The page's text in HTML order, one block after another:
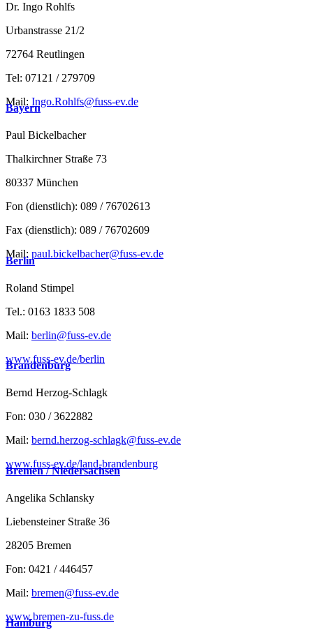
Dr. Ingo Rohlfs
Urbanstrasse 21/2
72764 Reutlingen
Tel: 07121 / 279709
Mail: Ingo.Rohlfs@fuss-ev.de
Bayern
Paul Bickelbacher
Thalkirchner Straße 73
80337 München
Fon (dienstlich): 089 / 76702613
Fax (dienstlich): 089 / 76702609
Mail: paul.bickelbacher@fuss-ev.de
Berlin
Roland Stimpel
Tel.: 0163 1833 508
Mail: berlin@fuss-ev.de
www.fuss-ev.de/berlin
Brandenburg
Bernd Herzog-Schlagk
Fon: 030 / 3622882
Mail: bernd.herzog-schlagk@fuss-ev.de
www.fuss-ev.de/land-brandenburg
Bremen / Niedersachsen
Angelika Schlansky
Liebensteiner Straße 36
28205 Bremen
Fon: 0421 / 446457
Mail: bremen@fuss-ev.de
www.bremen-zu-fuss.de
Hamburg